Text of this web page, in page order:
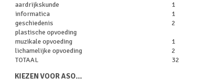
aardrijkskunde
1
informatica
1
geschiedenis
2
plastische opvoeding
muzikale opvoeding
1
lichamelijke opvoeding
2
TOTAAL
32
KIEZEN VOOR ASO…